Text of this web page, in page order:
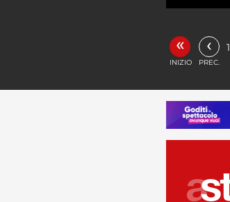
«
INIZIO
‹
PREC.
1